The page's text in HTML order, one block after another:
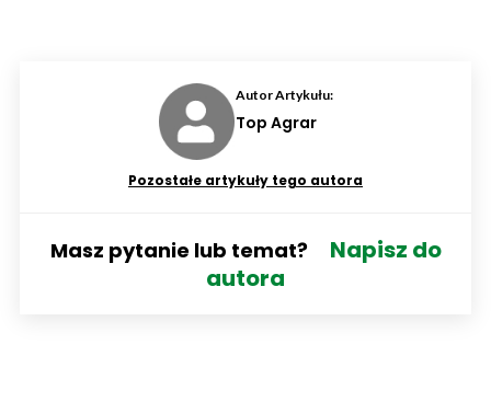
Autor Artykułu:
Top Agrar
Pozostałe artykuły tego autora
Masz pytanie lub temat?
Napisz do
autora